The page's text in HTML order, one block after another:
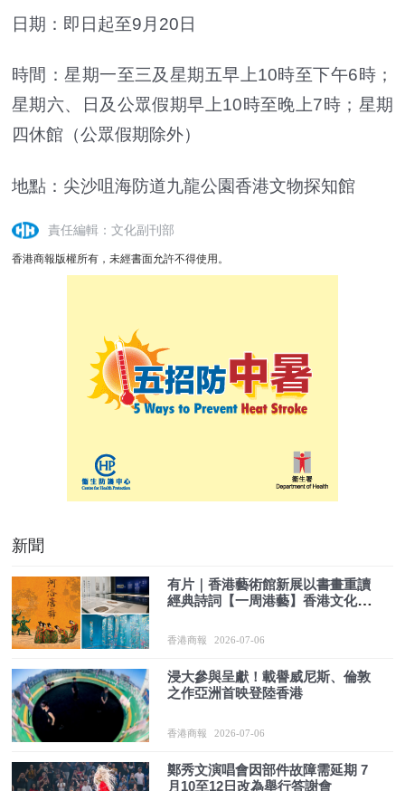
日期：即日起至9月20日
時間：星期一至三及星期五早上10時至下午6時；
星期六、日及公眾假期早上10時至晚上7時；星期
四休館（公眾假期除外）
地點：尖沙咀海防道九龍公園香港文物探知館
責任編輯：文化副刊部
香港商報版權所有，未經書面允許不得使用。
新聞
有片｜香港藝術館新展以書畫重讀
經典詩詞【一周港藝】香港文化藝
香港商報 2026-07-06
浸大參與呈獻！載譽威尼斯、倫敦
之作亞洲首映登陸香港
香港商報 2026-07-06
鄭秀文演唱會因部件故障需延期 7
月10至12日改為舉行答謝會